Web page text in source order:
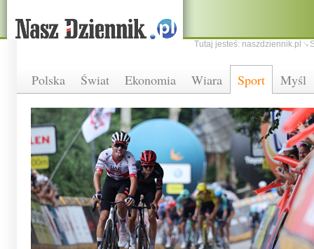
Polska Świat Ekonomia Wiara Sport Myśl
Tutaj jesteś: naszdziennik.pl